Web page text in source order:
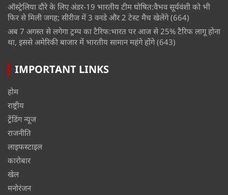
ऑस्ट्रेलिया दौरे के लिए अंडर-19 भारतीय टीम घोषित:वैभव सूर्यवंशी को भी
फिर से मिली जगह; सीरीज में 3 वनडे और 2 टेस्ट मैच खेलेंगे (664)
अब 7 अगस्त से लगेगा ट्रम्प का टैरिफ:भारत पर आज से 25% टैरिफ लागू होना
था, इससे अमेरिकी बाजार में भारतीय सामान महंगे होंगे (643)
IMPORTANT LINKS
होम
राष्ट्रीय
ट्रेंडिंग न्यूज
राजनीति
लाइफस्टाइल
कारोबार
खेल
मनोरंजन